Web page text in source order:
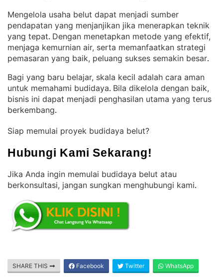
Mengelola usaha belut dapat menjadi sumber
pendapatan yang menjanjikan jika menerapkan teknik
yang tepat. Dengan menetapkan metode yang efektif,
menjaga kemurnian air, serta memanfaatkan strategi
pemasaran yang baik, peluang sukses semakin besar.
Bagi yang baru belajar, skala kecil adalah cara aman
untuk memahami budidaya. Bila dikelola dengan baik,
bisnis ini dapat menjadi penghasilan utama yang terus
berkembang.
Siap memulai proyek budidaya belut?
Hubungi Kami Sekarang!
Jika Anda ingin memulai budidaya belut atau
berkonsultasi, jangan sungkan menghubungi kami.
SHARE THIS Facebook Twitter WhatsApp